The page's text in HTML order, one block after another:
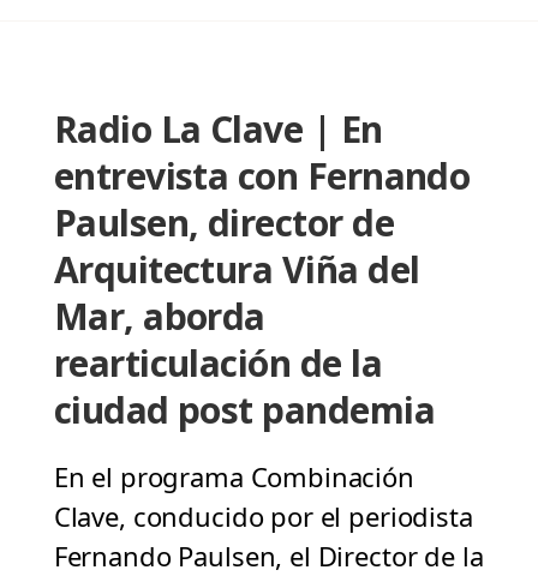
Radio La Clave | En
entrevista con Fernando
Paulsen, director de
Arquitectura Viña del
Mar, aborda
rearticulación de la
ciudad post pandemia
En el programa Combinación
Clave, conducido por el periodista
Fernando Paulsen, el Director de la